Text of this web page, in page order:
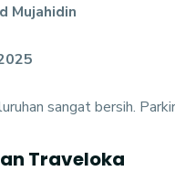
Mujahidin
sangat bersih.
Traveloka